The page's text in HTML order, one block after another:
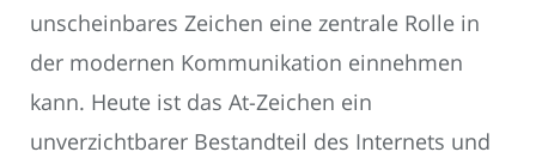
unscheinbares Zeichen eine zentrale Rolle in
der modernen Kommunikation einnehmen
kann. Heute ist das At-Zeichen ein
unverzichtbarer Bestandteil des Internets und